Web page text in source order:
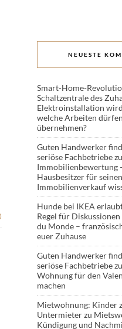
NEUESTE
Smart-Home-
Schaltzentrale des
Elektroinstallation
welche Arbeiten
übernehmen?
Guten Handwerker
seriöse Fachbetriebezu
Immobilienbewertung
Hausbesitzer für seinen
Immobilienverkauf
Hunde bei IKEA
Regel für
du Monde –
euer Zuhause
Guten Handwerker
seriöse Fachbetriebezu
Wohnung für den
machen
Mietwohnung: Kinder
Untermieterzu
Kündigung und